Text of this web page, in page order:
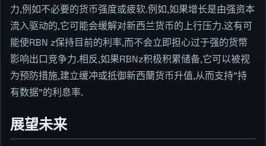
力,例如不必要的货币强度或疲软.例如,如果增长是由强资本
流入驱动的,它可能会缓解对新西兰货币的上行压力.这有可
能使RBN z保持目前的利率,而不会立即担心过于强的货幣
影响出口竞争力.相反,如果RBNz积极积累储备,它可以被视
为预防措施,建立缓冲或抵御新西蘭货币升值,从而支持"持
有数据"的利息率.
展望未来